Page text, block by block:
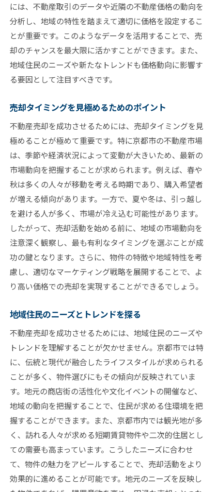
売却準備のチェックリストを活用する
地域に特化した売却活動の計画策定
京都市内での法的手続きをスムーズに進め
る
成功事例から学ぶ売却戦略のポイント
性
市場動向を情報源から効率的に収集する
データを活用した戦略的売却の勧め
競合分析を行い市場の変化に対応する
市場トレンドと価格設定の関係性を理解す
る
不確実な市場でのリスク管理法
経済指標が不動産売却に与える影響を探る
京都市で有利に不動産を売却するためのアプロ
ーチ
売却価格を最大化するための交渉術
買い手層を意識した物件価値の訴求
視覚的に魅力的な物件紹介のテクニック
オンラインとオフラインの広告を融合する
地域特有の法律と税制を活用した売却計画
不動産売却の成功に必要な地域特有の知識を学
ぶ
京都市内の不動産法規制を把握する
地域の不動産歴史を学んで売却に活かす
地域ごとの買い手の嗜好を理解する
地元住民の協力を得るためのコミュニケー
ション
市内の交通やインフラ状況を活用する
には、不動産取引のデータや近隣の不動産価格の動向を
分析し、地域の特性を踏まえて適切に価格を設定するこ
とが重要です。このようなデータを活用することで、売
却のチャンスを最大限に活かすことができます。また、
地域住民のニーズや新たなトレンドも価格動向に影響す
る要因として注目すべきです。
売却タイミングを見極めるためのポイント
不動産売却を成功させるためには、売却タイミングを見
極めることが極めて重要です。特に京都市の不動産市場
は、季節や経済状況によって変動が大きいため、最新の
市場動向を把握することが求められます。例えば、春や
秋は多くの人々が移動を考える時期であり、購入希望者
が増える傾向があります。一方で、夏や冬は、引っ越し
を避ける人が多く、市場が冷え込む可能性があります。
したがって、売却活動を始める前に、地域の市場動向を
注意深く観察し、最も有利なタイミングを選ぶことが成
功の鍵となります。さらに、物件の特徴や地域特性を考
慮し、適切なマーケティング戦略を展開することで、よ
り高い価格での売却を実現することができるでしょう。
地域住民のニーズとトレンドを探る
不動産売却を成功させるためには、地域住民のニーズや
トレンドを理解することが欠かせません。京都市では特
に、伝統と現代が融合したライフスタイルが求められる
ことが多く、物件選びにもその傾向が反映されていま
す。地元の商店街の活性化や文化イベントの開催など、
地域の動向を把握することで、住民が求める住環境を把
握することができます。また、京都市内では観光地が多
く、訪れる人々が求める短期賃貸物件や二次的住居とし
ての需要も高まっています。こうしたニーズに合わせ
て、物件の魅力をアピールすることで、売却活動をより
効果的に進めることが可能です。地元のニーズを反映し